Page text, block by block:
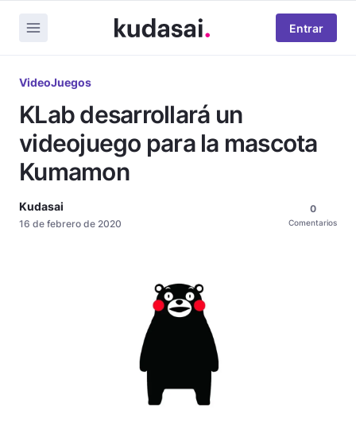
Entrar
VideoJuegos
KLab desarrollará un
videojuego para la mascota
Kumamon
Kudasai
16 de febrero de 2020
0
Comentarios